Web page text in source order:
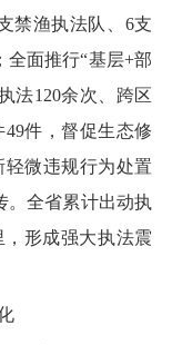
禁渔执法队、 6支
全面推行“基层+部
法120余次、跨区
49件，督促生态修
轻微违规行为处置
。全省累计出动执
，形成强大执法震